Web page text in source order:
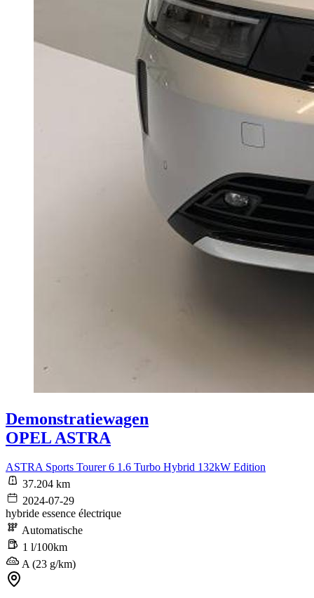
Demonstratiewagen
OPEL ASTRA
ASTRA Sports Tourer 6 1.6 Turbo Hybrid 132kW Edition
37.204 km
2024-07-29
hybride essence électrique
Automatische
1 l/100km
A (23 g/km)